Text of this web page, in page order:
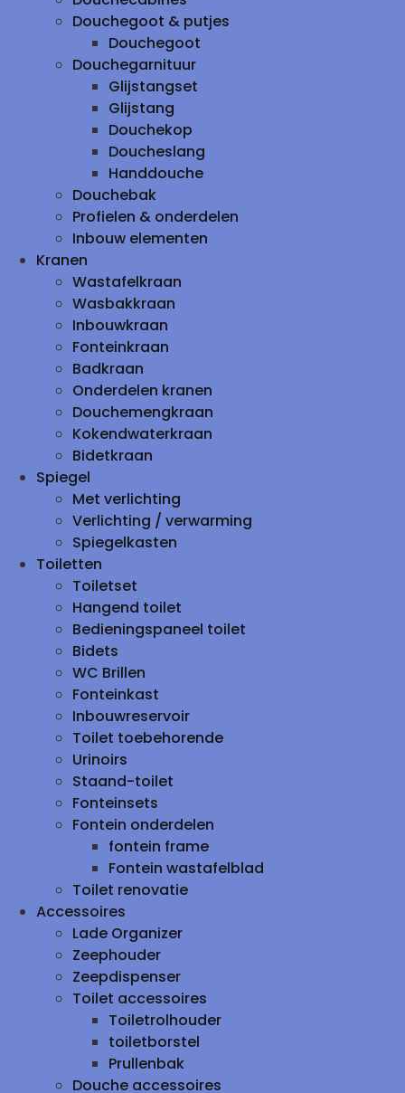
Douchegoot & putjes
Douchegoot
Douchegarnituur
Glijstangset
Glijstang
Douchekop
Doucheslang
Handdouche
Douchebak
Profielen & onderdelen
Inbouw elementen
Kranen
Wastafelkraan
Wasbakkraan
Inbouwkraan
Fonteinkraan
Badkraan
Onderdelen kranen
Douchemengkraan
Kokendwaterkraan
Bidetkraan
Spiegel
Met verlichting
Verlichting / verwarming
Spiegelkasten
Toiletten
Toiletset
Hangend toilet
Bedieningspaneel toilet
Bidets
WC Brillen
Fonteinkast
Inbouwreservoir
Toilet toebehorende
Urinoirs
Staand-toilet
Fonteinsets
Fontein onderdelen
fontein frame
Fontein wastafelblad
Toilet renovatie
Accessoires
Lade Organizer
Zeephouder
Zeepdispenser
Toilet accessoires
Toiletrolhouder
toiletborstel
Prullenbak
Douche accessoires